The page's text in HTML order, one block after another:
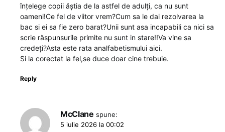
înțelege copii ăștia de la astfel de adulți, ca nu sunt
oameni!Ce fel de viitor vrem?Cum sa le dai rezolvarea la
bac si ei sa fie zero barat?Unii sunt asa incapabili ca nici sa
scrie răspunsurile primite nu sunt in stare!!Va vine sa
credeți?Asta este rata analfabetismului aici.
Si la corectat la fel,se duce doar cine trebuie.
Reply
McClane spune:
5 iulie 2026 la 00:02